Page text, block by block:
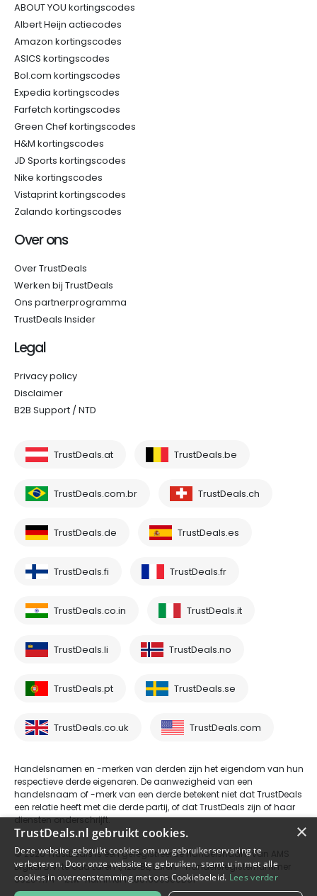
ABOUT YOU kortingscodes
Albert Heijn actiecodes
Amazon kortingscodes
ASICS kortingscodes
Bol.com kortingscodes
Expedia kortingscodes
Farfetch kortingscodes
Green Chef kortingscodes
H&M kortingscodes
JD Sports kortingscodes
Nike kortingscodes
Vistaprint kortingscodes
Zalando kortingscodes
Over ons
Over TrustDeals
Werken bij TrustDeals
Ons partnerprogramma
TrustDeals Insider
Legal
Privacy policy
Disclaimer
B2B Support / NTD
TrustDeals.at TrustDeals.be
TrustDeals.com.br TrustDeals.ch
TrustDeals.de TrustDeals.es
TrustDeals.fi TrustDeals.fr
TrustDeals.co.in TrustDeals.it
TrustDeals.li TrustDeals.no
TrustDeals.pt TrustDeals.se
TrustDeals.co.uk TrustDeals.com
Handelsnamen en -merken van derden zijn het eigendom van hun
respectieve derde eigenaren. De aanwezigheid van een
handelsnaam of -merk van een derde betekent niet dat TrustDeals
een relatie heeft met die derde partij, of dat TrustDeals zijn of haar
diensten onderschrijft.
© 2026 TrustDeals is een geregistreerde handelsnaam van AMS
Digital B.V. te Oud Laren 1, 1251BL, Laren - handelsregisternummer
80264174 - btw-nummer NL861609360B01
×
TrustDeals.nl gebruikt cookies.
Deze website gebruikt cookies om uw gebruikerservaring te
verbeteren. Door onze website te gebruiken, stemt u in met alle
cookies in overeenstemming met ons Cookiebeleid. Lees verder